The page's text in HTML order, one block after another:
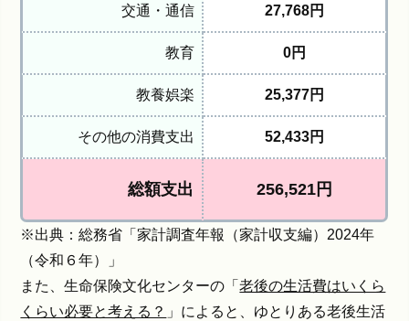
交通・通信 27,768円
教育 0円
教養娯楽 25,377円
その他の消費支出 52,433円
総額支出 256,521円
※出典：総務省「家計調査年報（家計収支編）2024年
（令和６年）
」
また、生命保険文化センターの「老後の生活費はいくら
くらい必要と考える？ 」によると、ゆとりある老後生活